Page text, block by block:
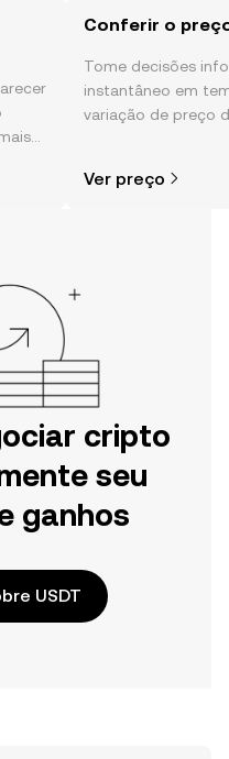
Conferir o
Tome decisões
instantâneo em
variação de preço
Ver preço
cripto
seu
ganhos
USDT